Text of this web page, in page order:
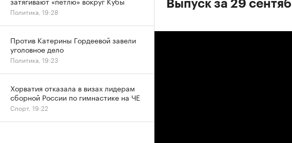
Выпуск за 29
Политика, 19:28
Против Катерины Гордеевой завели
уголовное дело
Политика, 19:23
Хорватия отказала в визах лидерам
сборной России по гимнастике на ЧЕ
Спорт, 19:22